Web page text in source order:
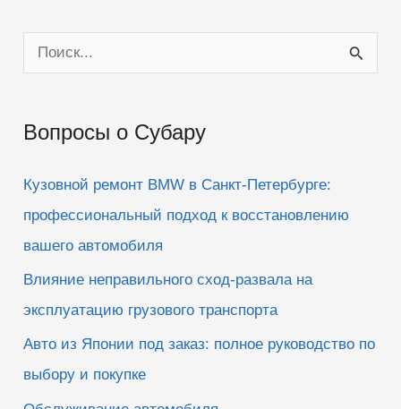
о
с
Вопросы о Субару
Кузовной ремонт BMW в Санкт-Петербурге:
профессиональный подход к восстановлению
вашего автомобиля
Влияние неправильного сход-развала на
эксплуатацию грузового транспорта
Авто из Японии под заказ: полное руководство по
выбору и покупке